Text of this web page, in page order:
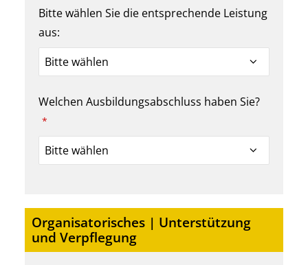
Bitte wählen Sie die entsprechende Leistung
aus:
Welchen Ausbildungsabschluss haben Sie?
*
Organisatorisches | Unterstützung
und Verpflegung